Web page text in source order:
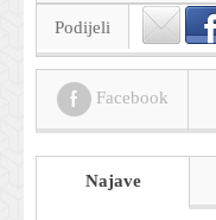
Podijeli
Facebook
Najave